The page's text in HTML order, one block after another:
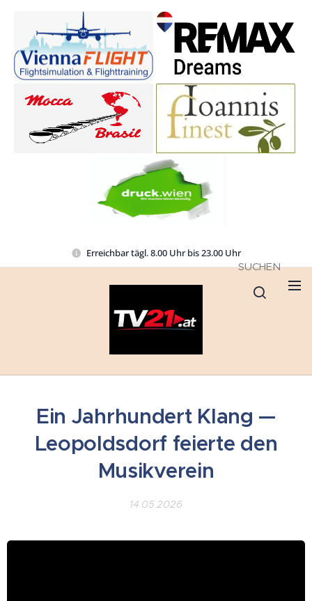
Erreichbar tägl. 8.00 Uhr bis 23.00 Uhr
SUCHEN
Ein Jahrhundert Klang —
Leopoldsdorf feierte den
Musikverein
14.05.2026